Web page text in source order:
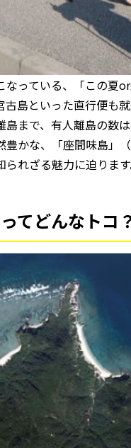
っている、「この夏
島といった直行便も
まで、有人離島の数
かな、「座間味島」
れざる魅力に迫りま
てどんなトコ